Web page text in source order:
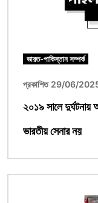
ভারত-পাকিস্তান সম্পর্ক
প্রকাশিত 29/06/
২০১৯ সালে
ভারতীয় সেনার নয়